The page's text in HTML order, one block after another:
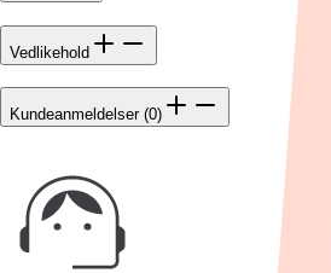
Vedlikehold
Kundeanmeldelser (0)